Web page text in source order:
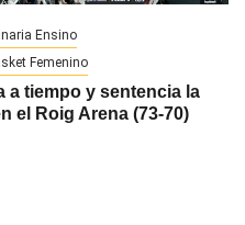
Ensino
Femenino
a tiempo y sentencia la
el Roig Arena (73-70)